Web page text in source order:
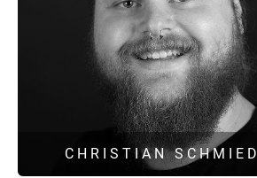
m.ripberger@hoock-partner.de
CHRISTIAN SCHMIED